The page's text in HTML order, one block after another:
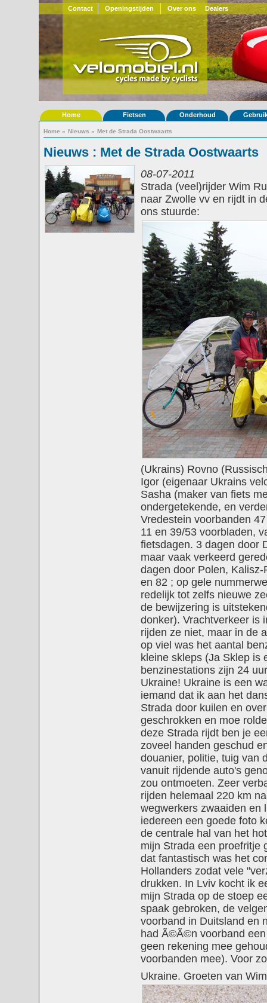
Contact Openingstijden Over ons Dealers
Home Fietsen Onderhoud
Home » Nieuws » Met de Strada Oostwaarts
Nieuws : Met de Strada Oostwaarts
08-07-2011
Strada (veel)rijder Wim
naar Zwolle vv en rijdt in
ons stuurde:
(Ukrains) Rovno
Igor (eigenaar Ukrains
Sasha (maker van fiets
ondergetekende, en
Vredestein voorbanden
11 en 39/53 voorbladen,
fietsdagen. 3 dagen door
maar vaak verkeerd
dagen door Polen,
en 82 ; op gele
redelijk tot zelfs nieuwe
de bewijzering is
donker). Vrachtverkeer is
rijden ze niet, maar in de
op viel was het aantal
kleine skleps (Ja Sklep is
benzinestations zijn 24
Ukraine! Ukraine is een
iemand dat ik aan het
Strada door kuilen en
geschrokken en moe
deze Strada rijdt ben je
zoveel handen geschud
douanier, politie, tuig van
vanuit rijdende auto's
zou ontmoeten. Zeer
rijden helemaal 220 km
wegwerkers zwaaiden en
iedereen een goede foto
de centrale hal van het
mijn Strada een proefritje
dat fantastisch was het
Hollanders zodat vele
drukken. In Lviv kocht ik
mijn Strada op de stoep
spaak gebroken, de
voorband in Duitsland en
had Ã©Ã©n voorband
geen rekening mee
voorbanden mee). Voor
Ukraine. Groeten van